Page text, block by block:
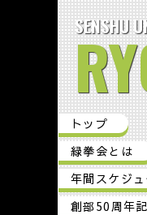
SENSHU
トップ
緑拳会とは
年間スケジ
創部50周年